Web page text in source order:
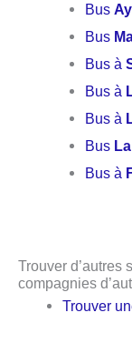
Bus
Bus
Bus à
Bus à
Bus à
Bus
Bus à
Trouver d’autres
compagnies
Trouver